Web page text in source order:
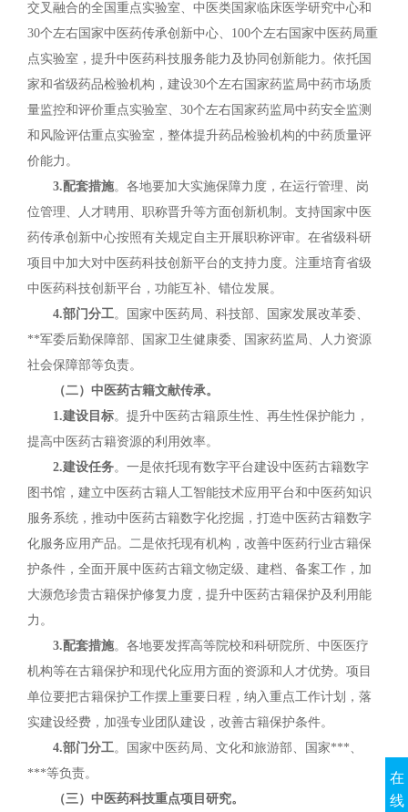
交叉融合的全国重点实验室、中医类国家临床医学研究中心和
30个左右国家中医药传承创新中心、100个左右国家中医药局重
点实验室，提升中医药科技服务能力及协同创新能力。依托国
家和省级药品检验机构，建设30个左右国家药监局中药市场质
量监控和评价重点实验室、30个左右国家药监局中药安全监测
和风险评估重点实验室，整体提升药品检验机构的中药质量评
价能力。
3.配套措施。各地要加大实施保障力度，在运行管理、岗
位管理、人才聘用、职称晋升等方面创新机制。支持国家中医
药传承创新中心按照有关规定自主开展职称评审。在省级科研
项目中加大对中医药科技创新平台的支持力度。注重培育省级
中医药科技创新平台，功能互补、错位发展。
4.部门分工。国家中医药局、科技部、国家发展改革委、
**军委后勤保障部、国家卫生健康委、国家药监局、人力资源
社会保障部等负责。
（二）中医药古籍文献传承。
1.建设目标。提升中医药古籍原生性、再生性保护能力，
提高中医药古籍资源的利用效率。
2.建设任务。一是依托现有数字平台建设中医药古籍数字
图书馆，建立中医药古籍人工智能技术应用平台和中医药知识
服务系统，推动中医药古籍数字化挖掘，打造中医药古籍数字
化服务应用产品。二是依托现有机构，改善中医药行业古籍保
护条件，全面开展中医药古籍文物定级、建档、备案工作，加
大濒危珍贵古籍保护修复力度，提升中医药古籍保护及利用能
力。
3.配套措施。各地要发挥高等院校和科研院所、中医医疗
机构等在古籍保护和现代化应用方面的资源和人才优势。项目
单位要把古籍保护工作摆上重要日程，纳入重点工作计划，落
实建设经费，加强专业团队建设，改善古籍保护条件。
4.部门分工。国家中医药局、文化和旅游部、国家***、
***等负责。
（三）中医药科技重点项目研究。
在
线